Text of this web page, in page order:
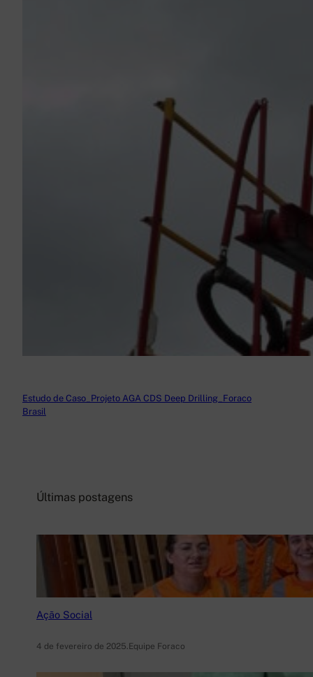
Estudo de Caso_Projeto AGA CDS Deep Drilling_Foraco
Brasil
Últimas postagens
Ação Social
4 de fevereiro de 2025. Equipe Foraco